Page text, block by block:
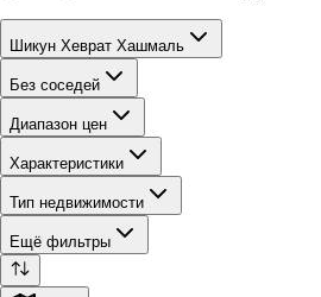
Шикун Хеврат Хашмаль
Без соседей
Диапазон цен
Характеристики
Тип недвижимости
Ещё фильтры